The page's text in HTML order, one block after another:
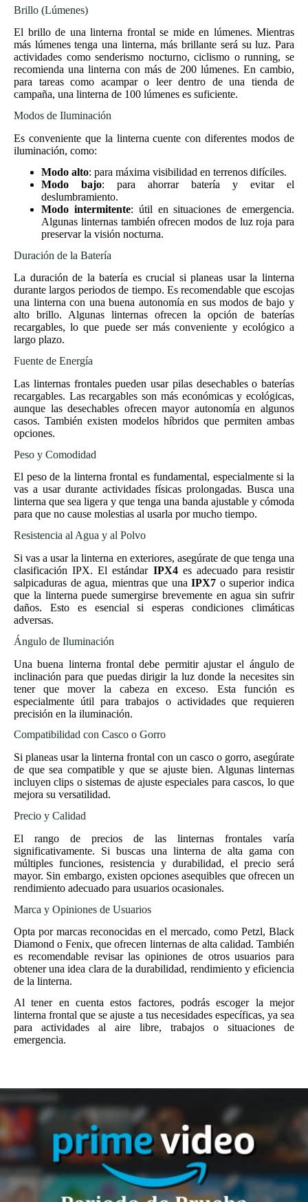
Brillo (Lúmenes)
El brillo de una linterna frontal se mide en lúmenes. Mientras
más lúmenes tenga una linterna, más brillante será su luz. Para
actividades como senderismo nocturno, ciclismo o running, se
recomienda una linterna con más de 200 lúmenes. En cambio,
para tareas como acampar o leer dentro de una tienda de
campaña, una linterna de 100 lúmenes es suficiente.
Modos de Iluminación
Es conveniente que la linterna cuente con diferentes modos de
iluminación, como:
Modo alto: para máxima visibilidad en terrenos difíciles.
Modo bajo: para ahorrar batería y evitar el
deslumbramiento.
Modo intermitente: útil en situaciones de emergencia.
Algunas linternas también ofrecen modos de luz roja para
preservar la visión nocturna.
Duración de la Batería
La duración de la batería es crucial si planeas usar la linterna
durante largos periodos de tiempo. Es recomendable que escojas
una linterna con una buena autonomía en sus modos de bajo y
alto brillo. Algunas linternas ofrecen la opción de baterías
recargables, lo que puede ser más conveniente y ecológico a
largo plazo.
Fuente de Energía
Las linternas frontales pueden usar pilas desechables o baterías
recargables. Las recargables son más económicas y ecológicas,
aunque las desechables ofrecen mayor autonomía en algunos
casos. También existen modelos híbridos que permiten ambas
opciones.
Peso y Comodidad
El peso de la linterna frontal es fundamental, especialmente si la
vas a usar durante actividades físicas prolongadas. Busca una
linterna que sea ligera y que tenga una banda ajustable y cómoda
para que no cause molestias al usarla por mucho tiempo.
Resistencia al Agua y al Polvo
Si vas a usar la linterna en exteriores, asegúrate de que tenga una
clasificación IPX. El estándar IPX4es adecuado para resistir
salpicaduras de agua, mientras que unaIPX7 o superior indica
que la linterna puede sumergirse brevemente en agua sin sufrir
daños. Esto es esencial si esperas condiciones climáticas
adversas.
Ángulo de Iluminación
Una buena linterna frontal debe permitir ajustar el ángulo de
inclinación para que puedas dirigir la luz donde la necesites sin
tener que mover la cabeza en exceso. Esta función es
especialmente útil para trabajos o actividades que requieren
precisión en la iluminación.
Compatibilidad con Casco o Gorro
Si planeas usar la linterna frontal con un casco o gorro, asegúrate
de que sea compatible y que se ajuste bien. Algunas linternas
incluyen clips o sistemas de ajuste especiales para cascos, lo que
mejora su versatilidad.
Precio y Calidad
El rango de precios de las linternas frontales varía
significativamente. Si buscas una linterna de alta gama con
múltiples funciones, resistencia y durabilidad, el precio será
mayor. Sin embargo, existen opciones asequibles que ofrecen un
rendimiento adecuado para usuarios ocasionales.
Marca y Opiniones de Usuarios
Opta por marcas reconocidas en el mercado, como Petzl, Black
Diamond o Fenix, que ofrecen linternas de alta calidad. También
es recomendable revisar las opiniones de otros usuarios para
obtener una idea clara de la durabilidad, rendimiento y eficiencia
de la linterna.
Al tener en cuenta estos factores, podrás escoger la mejor
linterna frontal que se ajuste a tus necesidades específicas, ya sea
para actividades al aire libre, trabajos o situaciones de
emergencia.